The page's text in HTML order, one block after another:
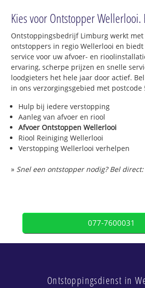
Kies voor Ontstopper Wellerlooi.
Ontstoppingsbedrijf Limburg werkt met
ontstoppers in regio Wellerlooi en
service voor uw afvoer- en
ervaring, scherpe prijzen en snelle
loodgieters het hele jaar door actief.
in ons verzorgingsgebied met postcode
Hulp bij iedere verstopping
Aanleg van afvoer en riool
Afvoer Ontstoppen Wellerlooi
Riool Reiniging Wellerlooi
Verstopping Wellerlooi verhelpen
» Snel een ontstopper nodig? Bel direct:
077-7600031
Ontstoppingsdienst in